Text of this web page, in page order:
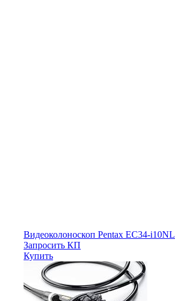
Видеоколоноскоп Pentax EC34-i10NL
Запросить КП
Купить